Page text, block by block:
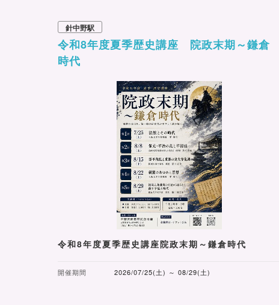
針中野駅
令和8年度夏季歴史講座 院政末期～鎌倉
時代
令和8年度夏季歴史講座院政末期～鎌倉時代
開催期間 2026/07/25(土) ～ 08/29(土)